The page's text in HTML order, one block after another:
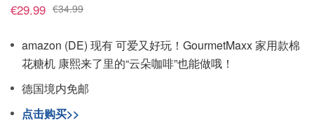
€29.99 €34.99
amazon (DE) 现有 可爱又好玩！GourmetMaxx 家用款棉
花糖机 康熙来了里的“云朵咖啡”也能做哦！
德国境内免邮
点击购买>>